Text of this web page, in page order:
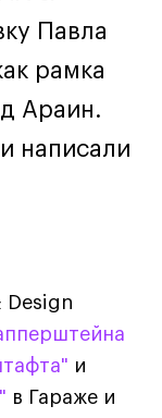
Павла
рамка
Араин.
написали
и
в Гараже и